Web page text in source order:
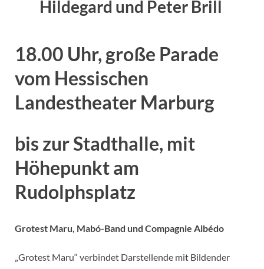
Hildegard und Peter Brill
18.00 Uhr, große Parade
vom Hessischen
Landestheater Marburg
bis zur Stadthalle, mit
Höhepunkt am
Rudolphsplatz
Grotest Maru, Mabó-Band und Compagnie Albédo
„Grotest Maru“ verbindet Darstellende mit Bildender